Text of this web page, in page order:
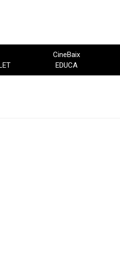
CineBaix
EDUCA